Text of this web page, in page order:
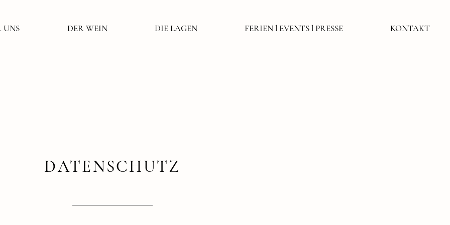
UNS DER WEIN DIE LAGEN FERIEN l EVENTS l PRESSE KONTAKT
DATENSCHUTZ